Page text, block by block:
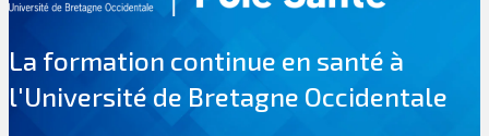
La formation continue en santé à
l'Université de Bretagne Occidentale